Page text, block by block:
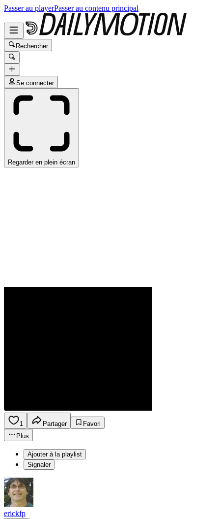
Passer au playerPasser au contenu principal
Rechercher
Se connecter
Regarder en plein écran
1 Partager
Favori
Plus
Ajouter à la playlist
Signaler
erickfp